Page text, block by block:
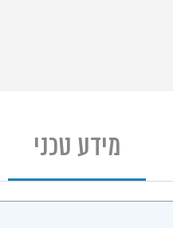
מידע טכני